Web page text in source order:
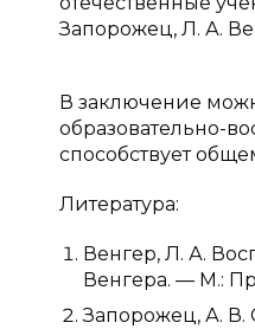
Запорожец, Л. А.
В заключение
образовательно-
способствует
Литература:
Венгер, Л. А.
Венгера. — М.:
Запорожец, А. В.